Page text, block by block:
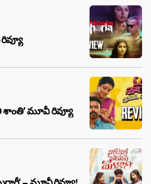
శాంతి’ మూవీ రివ్యూ